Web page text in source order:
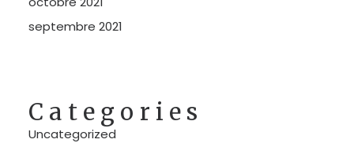
septembre 2021
Categories
Uncategorized